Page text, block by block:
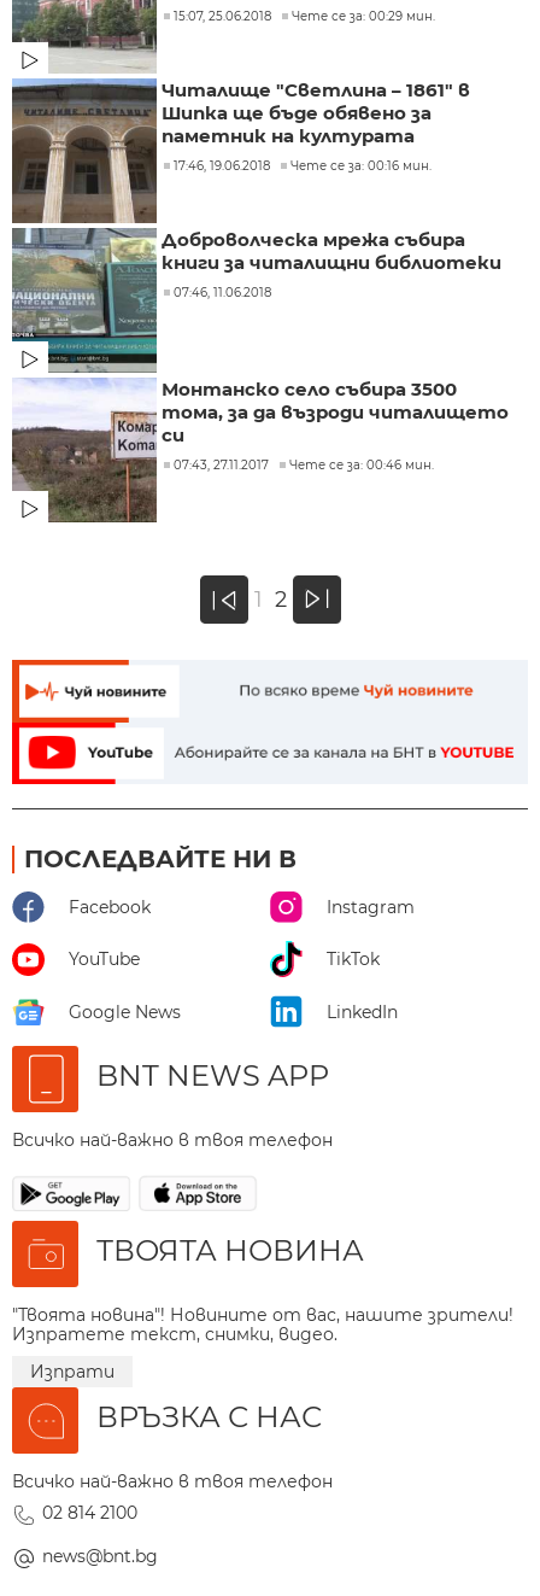
15:07, 25.06.2018 Чете се за: 00:29 мин.
Читалище "Светлина – 1861" в
Шипка ще бъде обявено за
паметник на културата
17:46, 19.06.2018 Чете се за: 00:16 мин.
Доброволческа мрежа събира
книги за читалищни библиотеки
07:46, 11.06.2018
Монтанско село събира 3500
тома, за да възроди читалището
си
07:43, 27.11.2017 Чете се за: 00:46 мин.
« 1 2 »
ПОСЛЕДВАЙТЕ НИ В
Facebook Instagram
YouTube TikTok
Google News LinkedIn
BNT NEWS APP
Всичко най-важно в твоя телефон
ТВОЯТА НОВИНА
"Твоята новина"! Новините от вас, нашите зрители!
Изпратете текст, снимки, видео.
Изпрати
ВРЪЗКА С НАС
Всичко най-важно в твоя телефон
02 814 2100
news@bnt.bg